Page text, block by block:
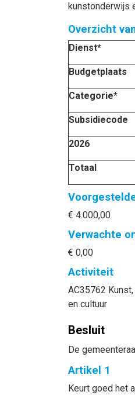
kunstonderwijs
Overzicht
Dienst*
Budgetplaats
Categorie*
Subsidiecode
2026
Totaal
€ 4.000,00
Verwachte
€ 0,00
Activiteit
AC35762
en cultuur
Besluit
De
Artikel 1
Keurt goed het